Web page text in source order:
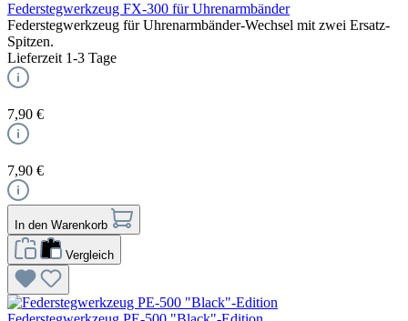
Federstegwerkzeug FX-300 für Uhrenarmbänder
Federstegwerkzeug für Uhrenarmbänder-Wechsel mit zwei Ersatz-
Spitzen.
Lieferzeit 1-3 Tage
7,90 €
7,90 €
In den Warenkorb
Vergleich